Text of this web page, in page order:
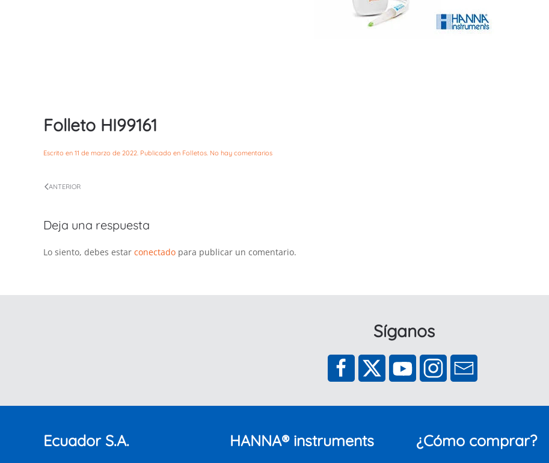
Folleto HI99161
Escrito en 11 de marzo de 2022 . Publicado en Folletos No hay comentariosen
ANTERIOR
Deja una respuesta
Lo siento, debes estar conectado para publicar un comentario.
Síganos
Ecuador S.A. HANNA® instruments ¿Cómo comprar?